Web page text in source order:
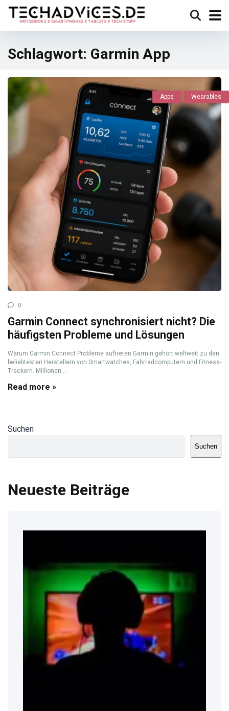
Schlagwort: Garmin App
Apps Wearables
0
Garmin Connect synchronisiert nicht? Die
häufigsten Probleme und Lösungen
Warum Garmin Connect Probleme auftreten Garmin gehört weltweit zu den
beliebtesten Herstellern von Smartwatches, Fahrradcomputern und Fitness-
Trackern. Millionen ...
Read more »
Suchen
Suchen
Neueste Beiträge